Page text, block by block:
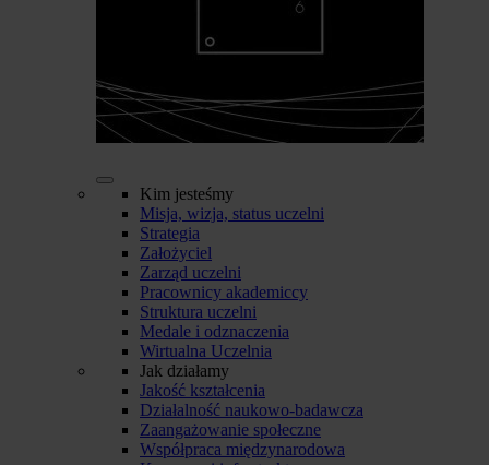
Kim jesteśmy
Misja, wizja, status uczelni
Strategia
Założyciel
Zarząd uczelni
Pracownicy akademiccy
Struktura uczelni
Medale i odznaczenia
Wirtualna Uczelnia
Jak działamy
Jakość kształcenia
Działalność naukowo-badawcza
Zaangażowanie społeczne
Współpraca międzynarodowa